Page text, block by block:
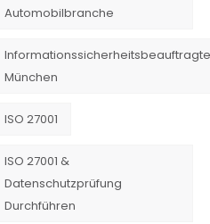
Automobilbranche
München
ISO 27001
ISO 27001 &
Datenschutzprüfung
Durchführen